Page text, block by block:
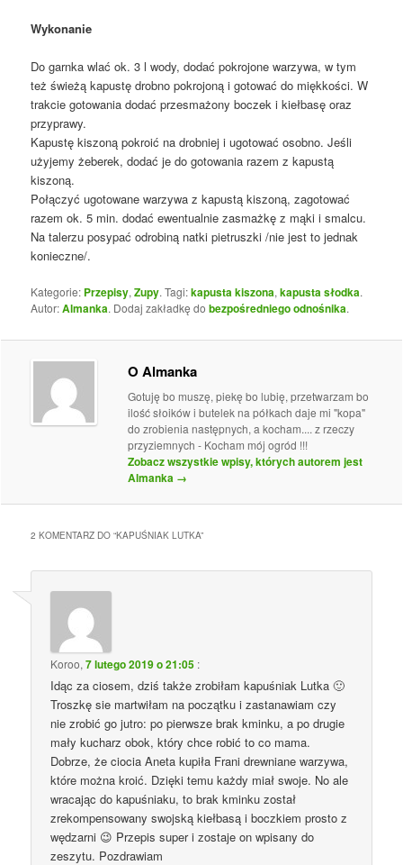
Wykonanie
Do garnka wlać ok. 3 l wody, dodać pokrojone warzywa, w tym
też świeżą kapustę drobno pokrojoną i gotować do miękkości. W
trakcie gotowania dodać przesmażony boczek i kiełbasę oraz
przyprawy.
Kapustę kiszoną pokroić na drobniej i ugotować osobno. Jeśli
użyjemy żeberek, dodać je do gotowania razem z kapustą
kiszoną.
Połączyć ugotowane warzywa z kapustą kiszoną, zagotować
razem ok. 5 min. dodać ewentualnie zasmażkę z mąki i smalcu.
Na talerzu posypać odrobiną natki pietruszki /nie jest to jednak
konieczne/.
Kategorie: Przepisy,Zupy. Tagi:kapusta kiszona,kapusta słodka.
Autor:Almanka. Dodaj zakładkę dobezpośredniego odnośnika.
O Almanka
Gotuję bo muszę, piekę bo lubię, przetwarzam bo
ilość słoików i butelek na półkach daje mi "kopa"
do zrobienia następnych, a kocham.... z rzeczy
przyziemnych - Kocham mój ogród !!!
Zobacz wszystkie wpisy, których autorem jest
Almanka →
2 KOMENTARZ DO “KAPUŚNIAK LUTKA”
Koroo,7 lutego 2019 o 21:05 :
Idąc za ciosem, dziś także zrobiłam kapuśniak Lutka 🙂
Troszkę sie martwiłam na początku i zastanawiam czy
nie zrobić go jutro: po pierwsze brak kminku, a po drugie
mały kucharz obok, który chce robić to co mama.
Dobrze, że ciocia Aneta kupiła Frani drewniane warzywa,
które można kroić. Dzięki temu każdy miał swoje. No ale
wracając do kapuśniaku, to brak kminku został
zrekompensowany swojską kiełbasą i boczkiem prosto z
wędzarni 😉 Przepis super i zostaje on wpisany do
zeszytu. Pozdrawiam